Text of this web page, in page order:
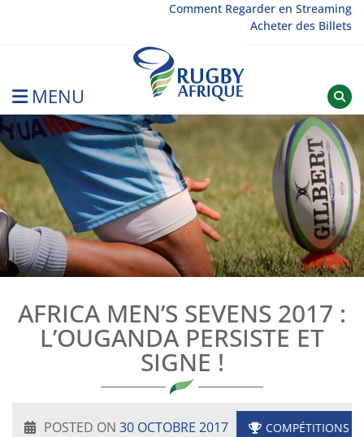
Comment Regarder en Streaming
Acheter des Billets
MENU
Rugby Afrique
AFRICA MEN’S SEVENS 2017 :
L’OUGANDA PERSISTE ET
SIGNE !
POSTED ON 30 OCTOBRE 2017 COMPÉTITIONS